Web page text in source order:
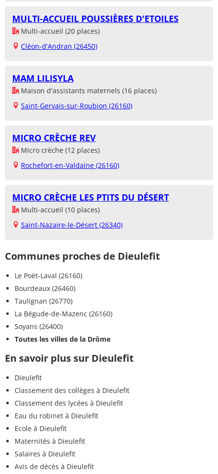
MULTI-ACCUEIL POUSSIÈRES D'ETOILES
Multi-accueil (20 places)
Cléon-d'Andran (26450)
MAM LILISYLA
Maison d'assistants maternels (16 places)
Saint-Gervais-sur-Roubion (26160)
MICRO CRÈCHE REV
Micro crèche (12 places)
Rochefort-en-Valdaine (26160)
MICRO CRÈCHE LES PTITS DU DÉSERT
Multi-accueil (10 places)
Saint-Nazaire-le-Désert (26340)
Communes proches de Dieulefit
Le Poët-Laval (26160)
Bourdeaux (26460)
Taulignan (26770)
La Bégude-de-Mazenc (26160)
Soyans (26400)
Toutes les villes de la Drôme
En savoir plus sur Dieulefit
Dieulefit
Classement des collèges à Dieulefit
Classement des lycées à Dieulefit
Eau du robinet à Dieulefit
Ecole à Dieulefit
Maternités à Dieulefit
Salaires à Dieulefit
Avis de décès à Dieulefit